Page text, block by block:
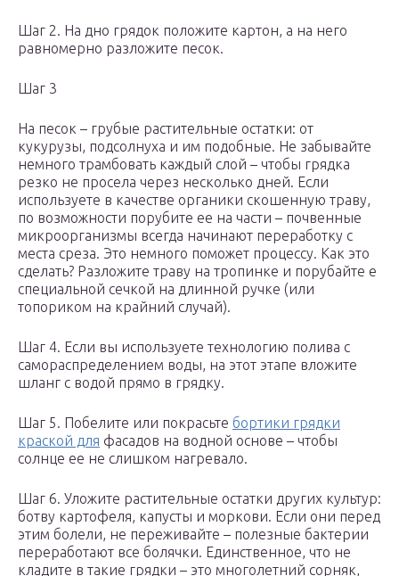
Шаг 2. На дно грядок положите картон, а на него
равномерно разложите песок.
Шаг 3
На песок – грубые растительные остатки: от
кукурузы, подсолнуха и им подобные. Не забывайте
немного трамбовать каждый слой – чтобы грядка
резко не просела через несколько дней. Если
используете в качестве органики скошенную траву,
по возможности порубите ее на части – почвенные
микроорганизмы всегда начинают переработку с
места среза. Это немного поможет процессу. Как это
сделать? Разложите траву на тропинке и порубайте е
специальной сечкой на длинной ручке (или
топориком на крайний случай).
Шаг 4. Если вы используете технологию полива с
самораспределением воды, на этот этапе вложите
шланг с водой прямо в грядку.
Шаг 5. Побелите или покрасьте бортики грядки
краской для фасадов на водной основе – чтобы
солнце ее не слишком нагревало.
Шаг 6. Уложите растительные остатки других культур:
ботву картофеля, капусты и моркови. Если они перед
этим болели, не переживайте – полезные бактерии
переработают все болячки. Единственное, что не
кладите в такие грядки – это многолетний сорняк,